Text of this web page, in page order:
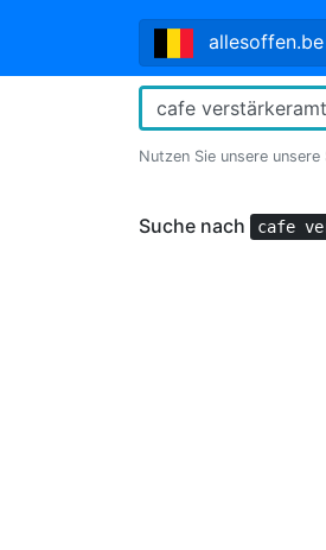
allesoffen.be
Nutzen Sie unsere
Suche nach cafe